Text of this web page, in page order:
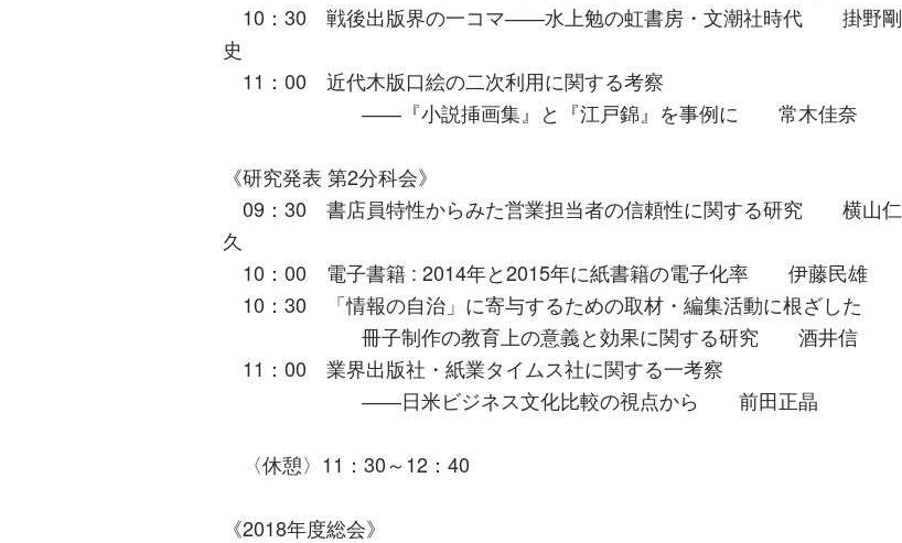
10：30 戦後出版界の一コマ――水上勉の虹書房・文潮社時代 掛野剛
史
11：00 近代木版口絵の二次利用に関する考察
――『小説挿画集』と『江戸錦』を事例に 常木佳奈
《研究発表 第2分科会》
09：30 書店員特性からみた営業担当者の信頼性に関する研究 横山仁
久
10：00 電子書籍 : 2014年と2015年に紙書籍の電子化率 伊藤民雄
10：30 「情報の自治」に寄与するための取材・編集活動に根ざした
冊子制作の教育上の意義と効果に関する研究 酒井信
11：00 業界出版社・紙業タイムス社に関する一考察
――日米ビジネス文化比較の視点から 前田正晶
〈休憩〉11：30～12：40
《2018年度総会》